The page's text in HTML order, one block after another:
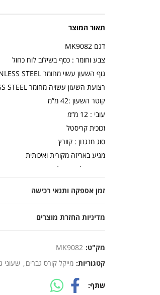
תאור המוצר
דגם MK9082
צבע וחומר : כסף בשילוב לוח כחול
גוף השעון עשוי מחומר STAINLESS STEEL פלדת אל חלד
רצועת השעון עשויה מחומר STAINLESS STEEL פלדת אל חלד
קוטר השעון :42 מ”מ
עובי : 12 מ”מ
זכוכית קריסטל
סוג מנגנון : קוורץ
מגיע באריזה מקורית ואיכותית
אחריות לשנה על מנגנון השעון
זמן אספקה ותנאי רכישה
מדיניות החזרת מוצרים
מק"ט: MK9082
קטגוריות: מייקל קורס גברים, שעוני
שתף